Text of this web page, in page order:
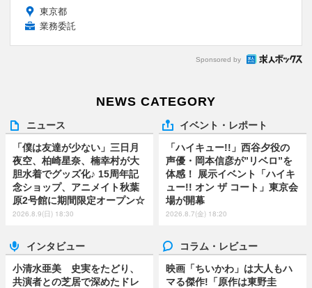
東京都
業務委託
Sponsored by
NEWS CATEGORY
ニュース
「僕は友達が少ない」三日月
夜空、柏崎星奈、楠幸村が大
胆水着でグッズ化♪ 15周年記
念ショップ、アニメイト秋葉
原2号館に期間限定オープン☆
2026.8.9(日) 18:30
イベント・レポート
「ハイキュー!!」西谷夕役の
声優・岡本信彦が”リベロ”を
体感！ 展示イベント「ハイキ
ュー!! オン ザ コート」東京会
場が開幕
2026.8.7(金) 18:20
インタビュー
小清水亜美 史実をたどり、
共演者との芝居で深めたドレ
コラム・レビュー
映画「ちいかわ」は大人もハ
マる傑作!「原作は東野圭